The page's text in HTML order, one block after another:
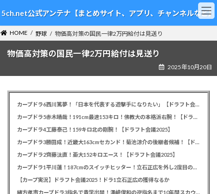
ン
テ
ン
ツ
ビ
ゲ
ー
シ
5ch.net公式アンテナ【まとめサイト、アプリ、チャンネルなど】
HOME 野球 物価高対策の国民一律2万円給付は見送り
物価高対策の国民一律2万円給付は見送り
2025年10月20日
カープドラ6西川篤夢！「日本を代表する遊撃手になりたい」【ドラフト会議2025】
カープドラ5赤木晴哉！191cm最速153キロ！佛教大の本格派右腕！【ドラフト会議2025】
カープドラ4工藤泰己！159キロ北の剛腕！【ドラフト会議2025】
カープドラ3勝田成！近畿大163cmセカンド！菊池涼介の後継者候補！【ドラフト会議2025】
カープドラ2齊藤汰直！亜大152キロエース！【ドラフト会議2025】
カープドラ1平川蓮！187cmのスイッチヒッター！立石正広を外し2度目の重複も新井監督がクジを引き当てる！【ドラフト会議2025】
【カープ実況】ドラフト会議2025！ドラ1立石正広の獲得なるか
緒方孝市カープドラ3指名で青学出禁！澤﨑俊和の逆指名まで10年間スカウト出禁